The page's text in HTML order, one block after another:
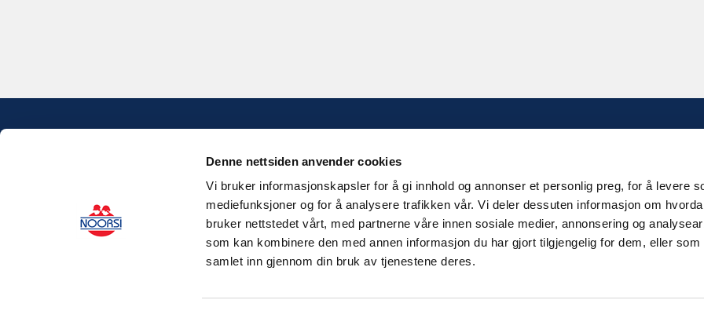
Denne nettsiden anvender cookies
Vi bruker informasjonskapsler for å gi innhold og annonser et personlig preg, for å levere
mediefunksjoner og for å analysere trafikken vår. Vi deler dessuten informasjon om
bruker nettstedet vårt, med partnerne våre innen sosiale medier, annonsering og
som kan kombinere den med annen informasjon du har gjort tilgjengelig for dem, eller som
samlet inn gjennom din bruk av tjenestene deres.
Kilengaten 15b, 3117 Tønsberg
Tlf: 33 30 99 40
Epost: info@noorsi.no